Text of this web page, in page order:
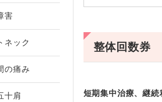
整体回数券
短期集中治療、継
害
ネック
の痛み
十肩